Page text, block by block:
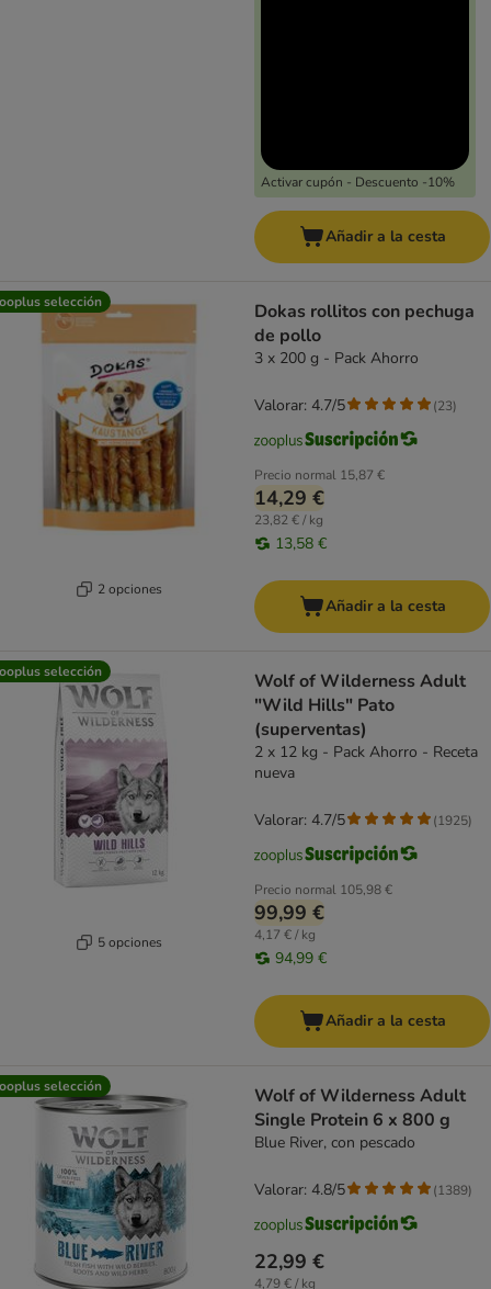
Activar cupón - Descuento -10%
Añadir a la cesta
selección
2 opciones
Dokas rollitos con pechuga
de pollo
3 x 200 g - Pack Ahorro
Precio normal 15,87 €
14,29 €
23,82 € / kg
13,58 €
Valorar: 4.7/5 (23)
Añadir a la cesta
selección
5 opciones
Wolf of Wilderness Adult
"Wild Hills" Pato
(superventas)
2 x 12 kg - Pack Ahorro - Receta
nueva
Precio normal 105,98 €
99,99 €
4,17 € / kg
94,99 €
Valorar: 4.7/5 (1925)
Añadir a la cesta
selección
Wolf of Wilderness Adult
Single Protein 6 x 800 g
Blue River, con pescado
22,99 €
4,79 € / kg
Valorar: 4.8/5 (1389)